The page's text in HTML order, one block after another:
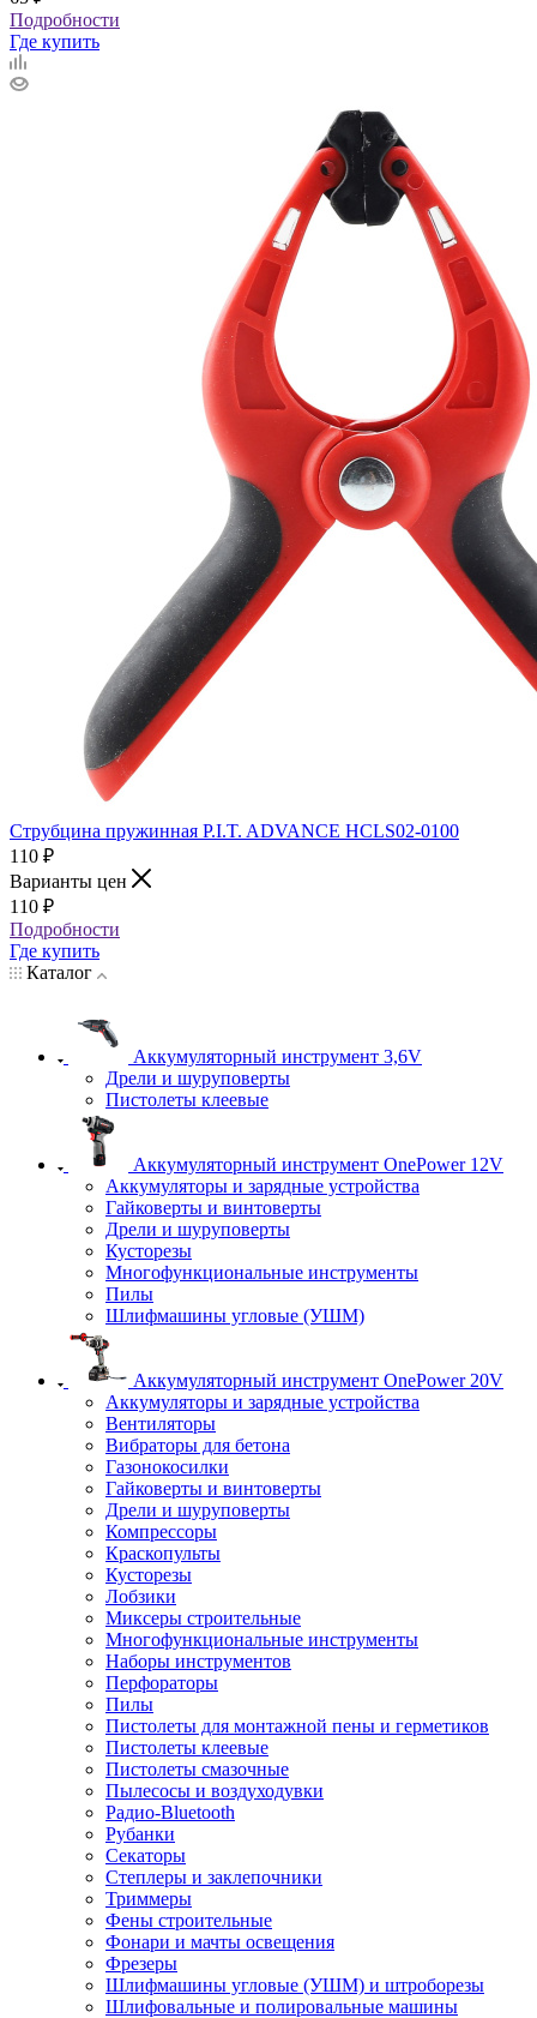
Подробности
Где купить
Струбцина пружинная P.I.T. ADVANCE HCLS02-0100
110 ₽
Варианты цен
110 ₽
Подробности
Где купить
Каталог
Аккумуляторный инструмент 3,6V
Дрели и шуруповерты
Пистолеты клеевые
Аккумуляторный инструмент OnePower 12V
Аккумуляторы и зарядные устройства
Гайковерты и винтоверты
Дрели и шуруповерты
Кусторезы
Многофункциональные инструменты
Пилы
Шлифмашины угловые (УШМ)
Аккумуляторный инструмент OnePower 20V
Аккумуляторы и зарядные устройства
Вентиляторы
Вибраторы для бетона
Газонокосилки
Гайковерты и винтоверты
Дрели и шуруповерты
Компрессоры
Краскопульты
Кусторезы
Лобзики
Миксеры строительные
Многофункциональные инструменты
Наборы инструментов
Перфораторы
Пилы
Пистолеты для монтажной пены и герметиков
Пистолеты клеевые
Пистолеты смазочные
Пылесосы и воздуходувки
Радио-Bluetooth
Рубанки
Секаторы
Степлеры и заклепочники
Триммеры
Фены строительные
Фонари и мачты освещения
Фрезеры
Шлифмашины угловые (УШМ) и штроборезы
Шлифовальные и полировальные машины